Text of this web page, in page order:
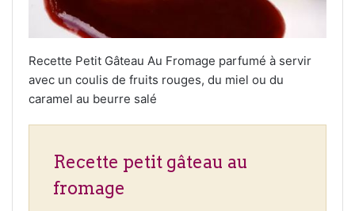
Recette Petit Gâteau Au Fromage parfumé à servir
avec un coulis de fruits rouges, du miel ou du
caramel au beurre salé
Recette petit gâteau au
fromage